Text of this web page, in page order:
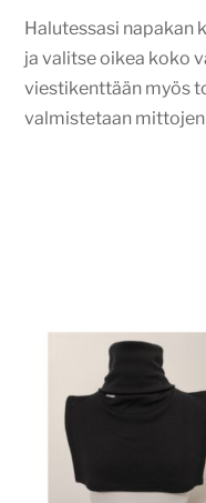
Halutessasi napakan
ja valitse oikea koko
viestikenttään myös
valmistetaan mittojen